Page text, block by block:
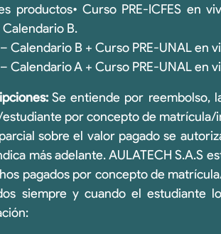
productos• Curso PRE-ICFES en
B.
Calendario B + Curso PRE-UNAL en
Calendario A + Curso PRE-UNAL en
Se entiende por reembolso,
por concepto de
sobre el valor pagado se
más adelante. AULATECH S.A.S
pagados por concepto de
siempre y cuando el estudiante